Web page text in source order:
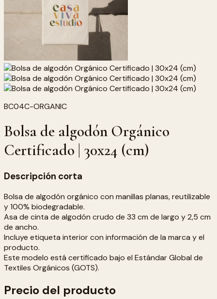
BC04C-ORGANIC
Bolsa de algodón Orgánico
Certificado | 30x24 (cm)
Descripción corta
Bolsa de algodón orgánico con manillas planas, reutilizable
y 100% biodegradable.
Asa de cinta de algodón crudo de 33 cm de largo y 2,5 cm
de ancho.
Incluye etiqueta interior con información de la marca y el
producto.
Este modelo está certificado bajo el Estándar Global de
Textiles Orgánicos (GOTS).
Precio del producto